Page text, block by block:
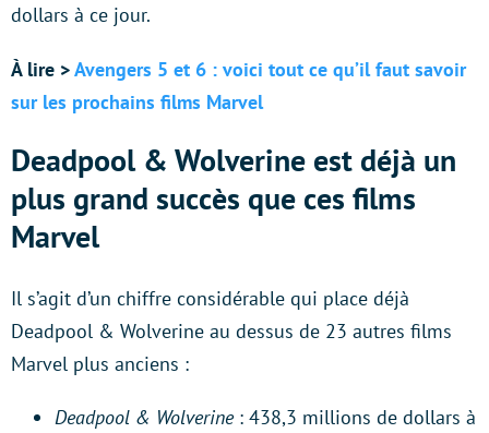
dollars à ce jour.
À lire >Avengers 5 et 6 : voici tout ce qu’il faut savoir
sur les prochains films Marvel
Deadpool & Wolverine est déjà un
plus grand succès que ces films
Marvel
Il s’agit d’un chiffre considérable qui place déjà
Deadpool & Wolverine au dessus de 23 autres films
Marvel plus anciens :
Deadpool & Wolverine: 438,3 millions de dollars à